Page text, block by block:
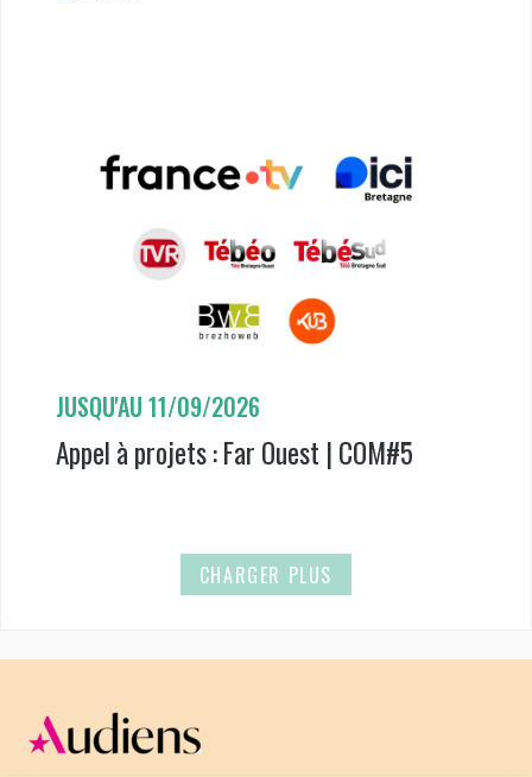
JUSQU'AU11/09/2026
Appel à projets : Far Ouest | COM#5
CHARGER PLUS